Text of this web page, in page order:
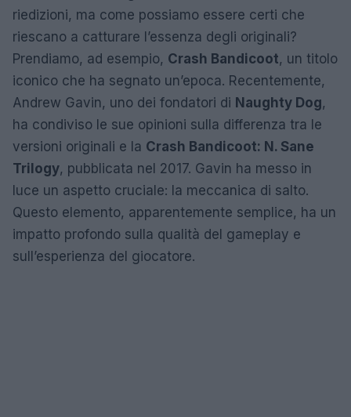
riedizioni, ma come possiamo essere certi che
riescano a catturare l’essenza degli originali?
Prendiamo, ad esempio, Crash Bandicoot, un titolo
iconico che ha segnato un’epoca. Recentemente,
Andrew Gavin, uno dei fondatori di Naughty Dog,
ha condiviso le sue opinioni sulla differenza tra le
versioni originali e la Crash Bandicoot: N. Sane
Trilogy, pubblicata nel 2017. Gavin ha messo in
luce un aspetto cruciale: la meccanica di salto.
Questo elemento, apparentemente semplice, ha un
impatto profondo sulla qualità del gameplay e
sull’esperienza del giocatore.